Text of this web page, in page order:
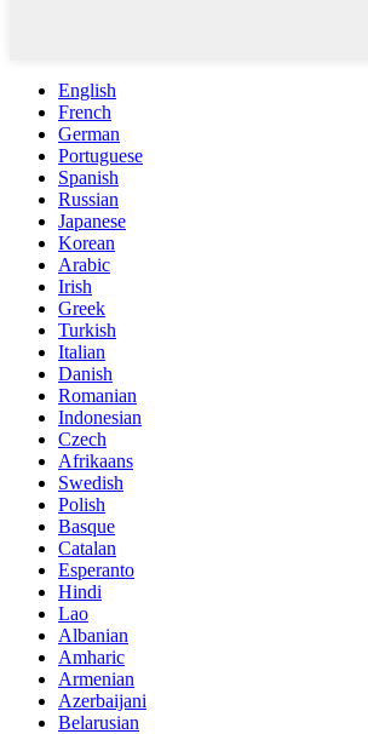
English
French
German
Portuguese
Spanish
Russian
Japanese
Korean
Arabic
Irish
Greek
Turkish
Italian
Danish
Romanian
Indonesian
Czech
Afrikaans
Swedish
Polish
Basque
Catalan
Esperanto
Hindi
Lao
Albanian
Amharic
Armenian
Azerbaijani
Belarusian